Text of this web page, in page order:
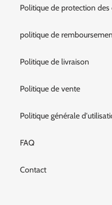
Politique de protection des
politique de
Politique de livraison
Politique de vente
Politique générale
FAQ
Contact